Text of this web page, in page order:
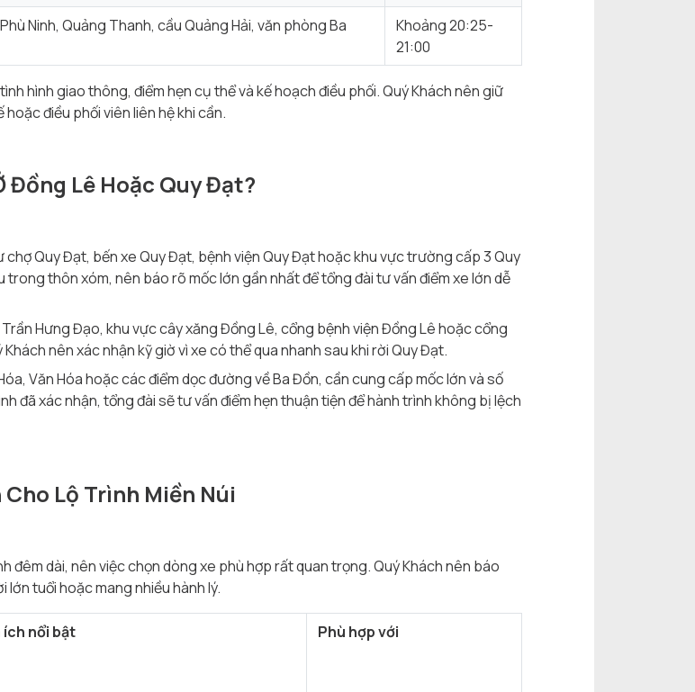
Ninh, Quảng Thanh, cầu Quảng Hải, văn phòng Ba
Khoảng 20:25-
21:00
hình giao thông, điểm hẹn cụ thể và kế hoạch điều phối. Quý Khách nên giữ
điều phối viên liên hệ khi cần.
Đồng Lê Hoặc Quy Đạt?
Quy Đạt, bến xe Quy Đạt, bệnh viện Quy Đạt hoặc khu vực trường cấp 3 Quy
trong thôn xóm, nên báo rõ mốc lớn gần nhất để tổng đài tư vấn điểm xe lớn dễ
Hưng Đạo, khu vực cây xăng Đồng Lê, cổng bệnh viện Đồng Lê hoặc cổng
nên xác nhận kỹ giờ vì xe có thể qua nhanh sau khi rời Quy Đạt.
Văn Hóa hoặc các điểm dọc đường về Ba Đồn, cần cung cấp mốc lớn và số
đã xác nhận, tổng đài sẽ tư vấn điểm hẹn thuận tiện để hành trình không bị lệch
Lộ Trình Miền Núi
đêm dài, nên việc chọn dòng xe phù hợp rất quan trọng. Quý Khách nên báo
tuổi hoặc mang nhiều hành lý.
ích nổi bật Phù hợp với